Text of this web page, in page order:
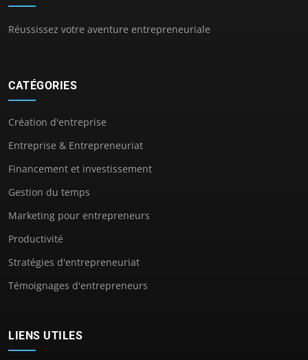
Réussissez votre aventure entrepreneuriale
CATÉGORIES
Création d'entreprise
Entreprise & Entrepreneuriat
Financement et investissement
Gestion du temps
Marketing pour entrepreneurs
Productivité
Stratégies d'entrepreneuriat
Témoignages d'entrepreneurs
LIENS UTILES